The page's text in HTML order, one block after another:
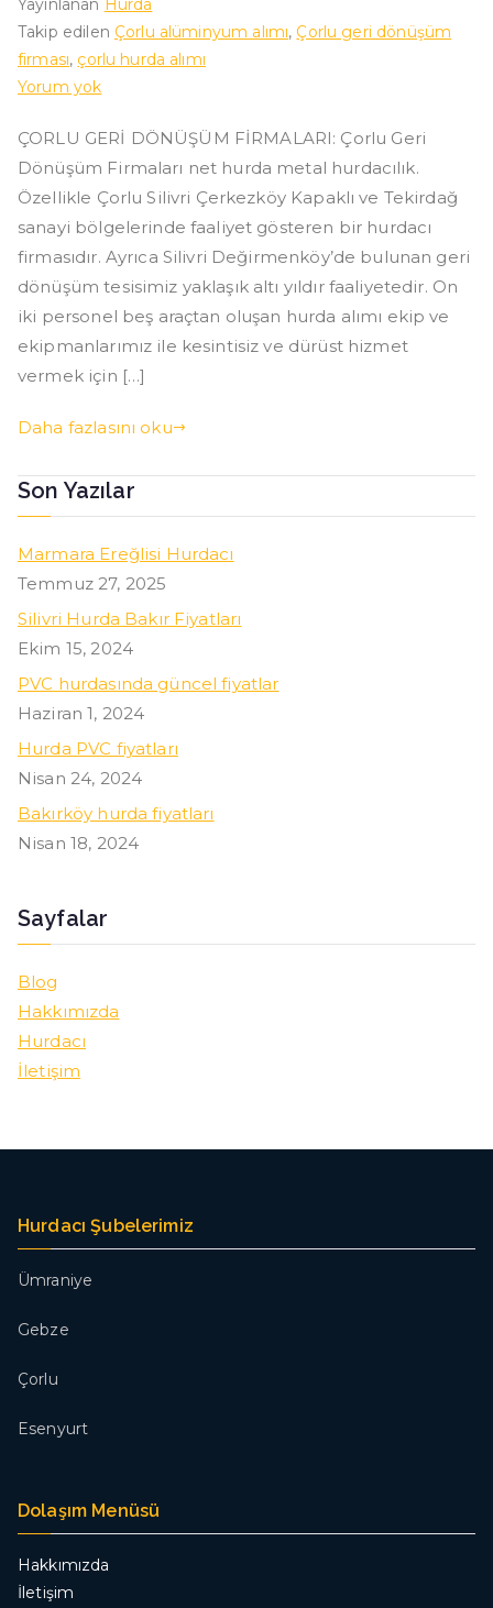
Yayınlanan Hurda
Takip edilen Çorlu alüminyum alımı, Çorlu geri dönüşüm
firması, çorlu hurda alımı
Yorum yokÇorlu
Dönüşüm
Firmaları
ÇORLU GERİ DÖNÜŞÜM FİRMALARI: Çorlu Geri
Dönüşüm Firmaları net hurda metal hurdacılık.
Özellikle Çorlu Silivri Çerkezköy Kapaklı ve Tekirdağ
sanayi bölgelerinde faaliyet gösteren bir hurdacı
firmasıdır. Ayrıca Silivri Değirmenköy’de bulunan geri
dönüşüm tesisimiz yaklaşık altı yıldır faaliyetedir. On
iki personel beş araçtan oluşan hurda alımı ekip ve
ekipmanlarımız ile kesintisiz ve dürüst hizmet
vermek için […]
Daha fazlasını oku
Son Yazılar
Marmara Ereğlisi Hurdacı
Temmuz 27, 2025
Silivri Hurda Bakır Fiyatları
Ekim 15, 2024
PVC hurdasında güncel fiyatlar
Haziran 1, 2024
Hurda PVC fiyatları
Nisan 24, 2024
Bakırköy hurda fiyatları
Nisan 18, 2024
Sayfalar
Blog
Hakkımızda
Hurdacı
İletişim
Hurdacı Şubelerimiz
Ümraniye
Gebze
Çorlu
Esenyurt
Dolaşım Menüsü
Hakkımızda
İletişim